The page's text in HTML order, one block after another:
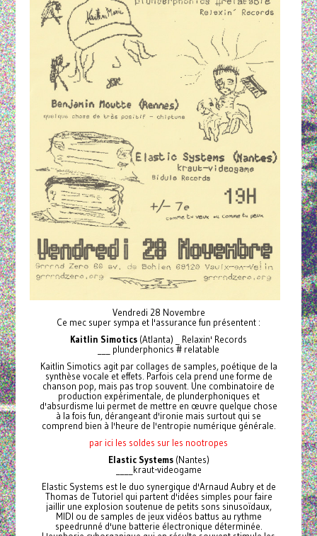
Vendredi 28 Novembre
Ce mec super sympa et l'assurance fun présentent :
Kaitlin Simotics (Atlanta) _ Relaxin' Records
___ plunderphonics # relatable
Kaitlin Simotics agit par collages de samples, poétique de la
synthèse vocale et effets. Parfois cela prend une forme de
chanson pop, mais pas trop souvent. Une combinatoire de
production expérimentale, de plunderphoniques et
d'absurdisme lui permet de mettre en œuvre quelque chose
à la fois fun, dérangeant d'ironie mais surtout qui se
comprend bien à l'heure de l'entropie numérique générale.
par ici les soldes sur les nootropes
Elastic Systems(Nantes)
____kraut-videogame
Elastic Systems est le duo synergique d'Arnaud Aubry et de
Thomas de Tutoriel qui partent d'idées simples pour faire
jaillir une explosion soutenue de petits sons sinusoïdaux,
MIDI ou de samples de jeux vidéos battus au rythme
speedrunné d'une batterie électronique déterminée.